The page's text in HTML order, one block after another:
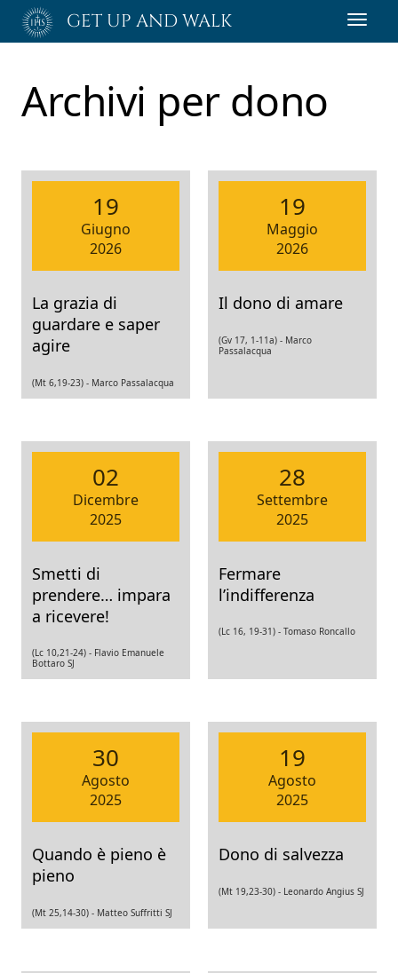
Passa
GET UP AND WALK
Archivi per dono
19
Giugno
2026
La grazia di
guardare e saper
agire
(Mt 6,19-23) - Marco Passalacqua
19
Maggio
2026
Il dono di amare
(Gv 17, 1-11a) - Marco
Passalacqua
02
Dicembre
2025
Smetti di
prendere… impara
a ricevere!
(Lc 10,21-24) - Flavio Emanuele
Bottaro SJ
28
Settembre
2025
Fermare
l’indifferenza
(Lc 16, 19-31) - Tomaso Roncallo
30
Agosto
2025
Quando è pieno è
pieno
(Mt 25,14-30) - Matteo Suffritti SJ
19
Agosto
2025
Dono di salvezza
(Mt 19,23-30) - Leonardo Angius SJ